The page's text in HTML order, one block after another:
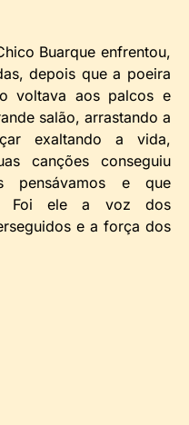
Buarque enfrentou,
depois que a poeira
voltava aos palcos e
salão, arrastando a
exaltando a vida,
canções conseguiu
pensávamos e que
Foi ele a voz dos
e a força dos